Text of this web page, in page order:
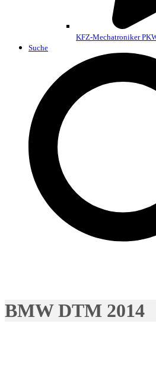
KFZ-Mechatroniker
Suche
BMW DTM 2014